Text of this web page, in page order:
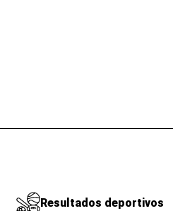
Resultados deportivos